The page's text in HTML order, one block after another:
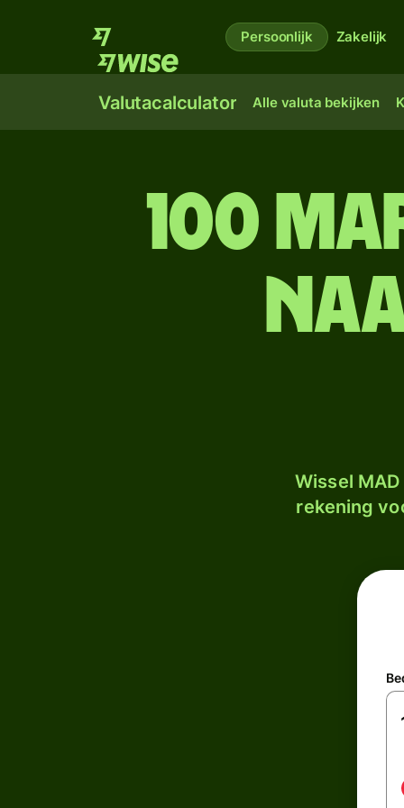
Persoonlijk Zakelijk
Valutacalculator Alle valuta bekijken
100
Wissel
rekening